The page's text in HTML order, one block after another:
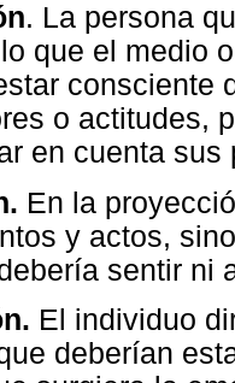
. La persona
que el medio
consciente
o actitudes,
en cuenta
En la
y actos,
sentir ni
El individuo
deberían